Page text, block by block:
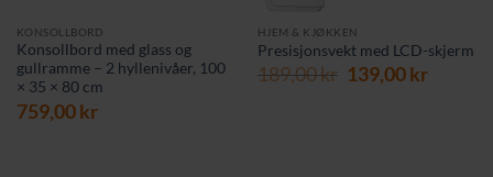
KONSOLLBORD
Konsollbord med glass og
gullramme – 2 hyllenivåer, 100
× 35 × 80 cm
759,00kr
HJEM & KJØKKEN
Presisjonsvekt med LCD-skjerm
189,00kr Opprinnelig
139,00kr